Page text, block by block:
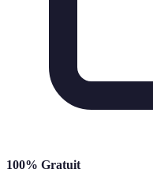
100% Gratuit